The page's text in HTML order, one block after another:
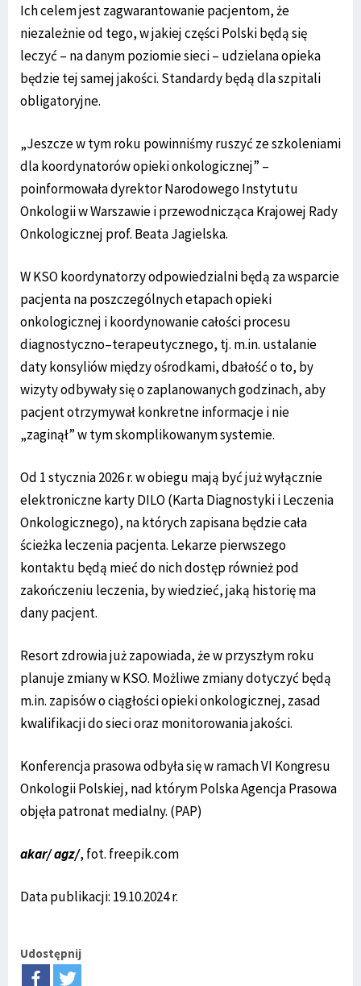
Ich celem jest zagwarantowanie pacjentom, że
niezależnie od tego, w jakiej części Polski będą się
leczyć – na danym poziomie sieci – udzielana opieka
będzie tej samej jakości. Standardy będą dla szpitali
obligatoryjne.
„Jeszcze w tym roku powinniśmy ruszyć ze szkoleniami
dla koordynatorów opieki onkologicznej” –
poinformowała dyrektor Narodowego Instytutu
Onkologii w Warszawie i przewodnicząca Krajowej Rady
Onkologicznej prof. Beata Jagielska.
W KSO koordynatorzy odpowiedzialni będą za wsparcie
pacjenta na poszczególnych etapach opieki
onkologicznej i koordynowanie całości procesu
diagnostyczno–terapeutycznego, tj. m.in. ustalanie
daty konsyliów między ośrodkami, dbałość o to, by
wizyty odbywały się o zaplanowanych godzinach, aby
pacjent otrzymywał konkretne informacje i nie
„zaginął” w tym skomplikowanym systemie.
Od 1 stycznia 2026 r. w obiegu mają być już wyłącznie
elektroniczne karty DILO (Karta Diagnostyki i Leczenia
Onkologicznego), na których zapisana będzie cała
ścieżka leczenia pacjenta. Lekarze pierwszego
kontaktu będą mieć do nich dostęp również pod
zakończeniu leczenia, by wiedzieć, jaką historię ma
dany pacjent.
Resort zdrowia już zapowiada, że w przyszłym roku
planuje zmiany w KSO. Możliwe zmiany dotyczyć będą
m.in. zapisów o ciągłości opieki onkologicznej, zasad
kwalifikacji do sieci oraz monitorowania jakości.
Konferencja prasowa odbyła się w ramach VI Kongresu
Onkologii Polskiej, nad którym Polska Agencja Prasowa
objęła patronat medialny. (PAP)
akar/ agz/, fot. freepik.com
Data publikacji: 19.10.2024 r.
Udostępnij